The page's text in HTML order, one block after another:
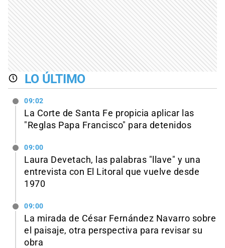
LO ÚLTIMO
09:02
La Corte de Santa Fe propicia aplicar las
"Reglas Papa Francisco" para detenidos
09:00
Laura Devetach, las palabras "llave" y una
entrevista con El Litoral que vuelve desde
1970
09:00
La mirada de César Fernández Navarro sobre
el paisaje, otra perspectiva para revisar su
obra